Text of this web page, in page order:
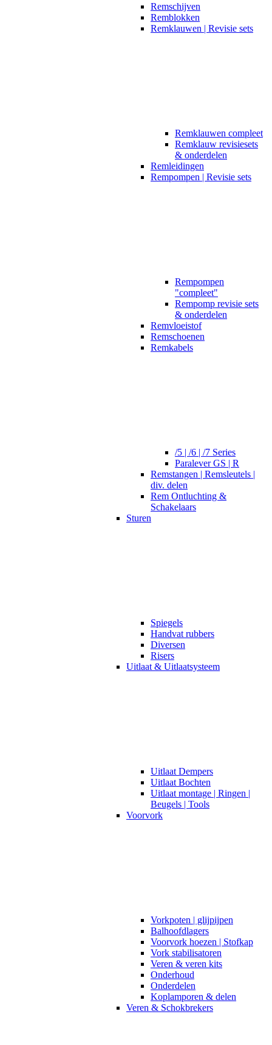
Remschijven
Remblokken
Remklauwen | Revisie sets
Remklauwen compleet
Remklauw revisiesets
& onderdelen
Remleidingen
Rempompen | Revisie sets
Rempompen
"compleet"
Rempomp revisie sets
& onderdelen
Remvloeistof
Remschoenen
Remkabels
/5 | /6 | /7 Series
Paralever GS | R
Remstangen | Remsleutels |
div. delen
Rem Ontluchting &
Schakelaars
Sturen
Spiegels
Handvat rubbers
Diversen
Risers
Uitlaat & Uitlaatsysteem
Uitlaat Dempers
Uitlaat Bochten
Uitlaat montage | Ringen |
Beugels | Tools
Voorvork
Vorkpoten | glijpijpen
Balhoofdlagers
Voorvork hoezen | Stofkap
Vork stabilisatoren
Veren & veren kits
Onderhoud
Onderdelen
Koplamporen & delen
Veren & Schokbrekers